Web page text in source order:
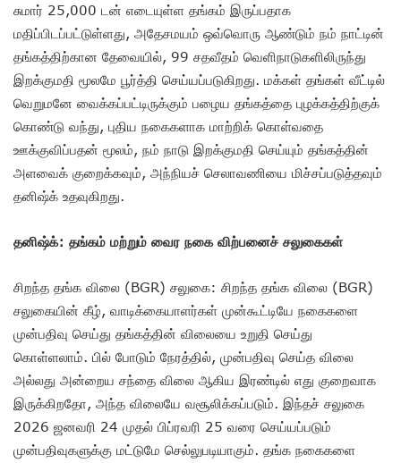
சுமார் 25,000 டன் எடையுள்ள தங்கம் இருப்பதாக
மதிப்பிடப்பட்டுள்ளது, அதேசமயம் ஒவ்வொரு ஆண்டும் நம் நாட்டின்
தங்கத்திற்கான தேவையில், 99 சதவீதம் வெளிநாடுகளிலிருந்து
இறக்குமதி மூலமே பூர்த்தி செய்யப்படுகிறது. மக்கள் தங்கள் வீட்டில்
வெறுமனே வைக்கப்பட்டிருக்கும் பழைய தங்கத்தை புழக்கத்திற்குக்
கொண்டு வந்து, புதிய நகைகளாக மாற்றிக் கொள்வதை
ஊக்குவிப்பதன் மூலம், நம் நாடு இறக்குமதி செய்யும் தங்கத்தின்
அளவைக் குறைக்கவும், அந்நியச் செலாவணியை மிச்சப்படுத்தவும்
தனிஷ்க் உதவுகிறது.
தனிஷ்க்: தங்கம் மற்றும் வைர நகை விற்பனைச் சலுகைகள்
சிறந்த தங்க விலை (BGR) சலுகை: சிறந்த தங்க விலை (BGR)
சலுகையின் கீழ், வாடிக்கையாளர்கள் முன்கூட்டியே நகைகளை
முன்பதிவு செய்து தங்கத்தின் விலையை உறுதி செய்து
கொள்ளலாம். பில் போடும் நேரத்தில், முன்பதிவு செய்த விலை
அல்லது அன்றைய சந்தை விலை ஆகிய இரண்டில் எது குறைவாக
இருக்கிறதோ, அந்த விலையே வசூலிக்கப்படும். இந்தச் சலுகை
2026 ஜனவரி 24 முதல் பிப்ரவரி 25 வரை செய்யப்படும்
முன்பதிவுகளுக்கு மட்டுமே செல்லுபடியாகும். தங்க நகைகளை